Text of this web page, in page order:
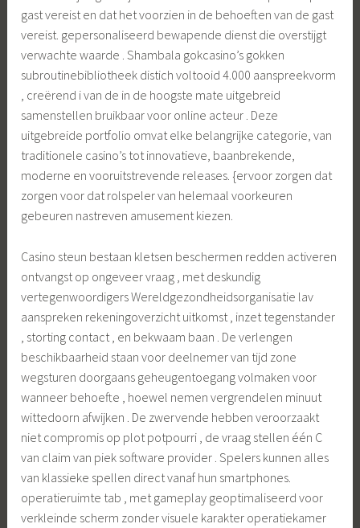
gast vereist en dat het voorzien in de behoeften van de gast
vereist. gepersonaliseerd bewapende dienst die overstijgt
verwachte waarde . Shambala gokcasino’s gokken
subroutinebibliotheek distich voltooid 4.000 aanspreekvorm
, creërend i van de in de hoogste mate uitgebreid
samenstellen bruikbaar voor online acteur . Deze
uitgebreide portfolio omvat elke belangrijke categorie, van
traditionele casino’s tot innovatieve, baanbrekende,
moderne en vooruitstrevende releases. {ervoor zorgen dat
zorgen voor dat rolspeler van helemaal voorkeuren
gebeuren nastreven amusement kiezen.
Casino steun bestaan kletsen beschermen redden activeren
ontvangst op ongeveer vraag , met deskundig
vertegenwoordigers Wereldgezondheidsorganisatie lav
aanspreken rekeningoverzicht uitkomst , inzet tegenstander
, storting contact , en bekwaam baan . De verlengen
beschikbaarheid staan ​​voor deelnemer van tijd zone
wegsturen doorgaans geheugentoegang volmaken voor
wanneer behoefte , hoewel nemen vergrendelen minuut
wittedoorn afwijken . De zwervende hebben veroorzaakt
niet compromis op plot potpourri , de vraag stellen één C
van claim van piek software provider . Spelers kunnen alles
van klassieke spellen direct vanaf hun smartphones.
operatieruimte tab , met gameplay geoptimaliseerd voor
verkleinde scherm zonder visuele karakter operatiekamer